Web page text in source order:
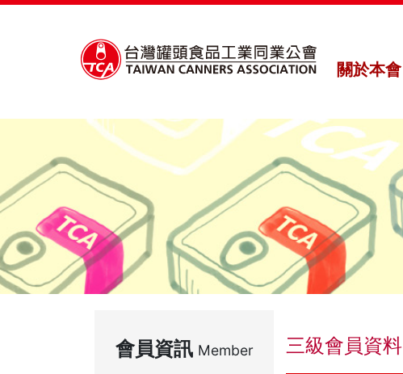
關於本會
會員資訊 Member 三級會員資料